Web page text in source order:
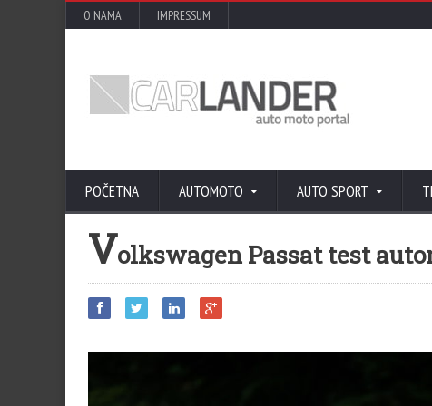
O NAMA IMPRESSUM
POČETNA AUTOMOTO AUTO SPORT
Volkswagen Passat test